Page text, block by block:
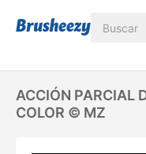
ACCIÓN PARCIAL
COLOR © MZ